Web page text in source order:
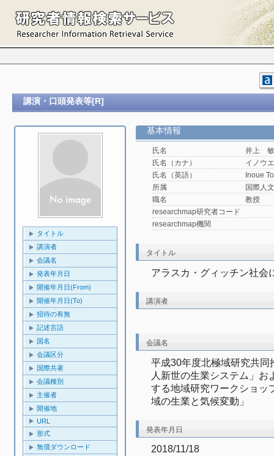
講演・口頭発表等[R]
タイトル
講演者
会議名
発表年月日
開催年月日(From)
開催年月日(To)
招待の有無
記述言語
国名
会議区分
国際共著
会議種別
主催者
開催地
URL
形式
無償ダウンロード
基本情報
氏名
井上
氏名（カナ）
イノウ
氏名（英語）
Inoue
所属
国際人
職名
教授
researchmap研究者コード
researchmap機関
タイトル
アラスカ・グィッチン社
講演者
会議名
平成30年度北極域研究共
人新世の生業システム」
する地域研究ワークショッ
域の生業と気候変動」
発表年月日
2018/11/18